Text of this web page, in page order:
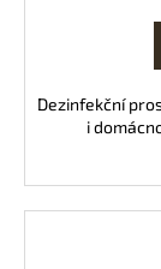
Dezinfekční
i